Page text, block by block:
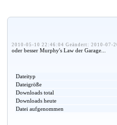
2010-05-10 22:46:04 Geändert: 2010-07-
oder besser Murphy's Law der Garage...
Dateityp
Dateigröße
Downloads total
Downloads heute
Datei aufgenommen